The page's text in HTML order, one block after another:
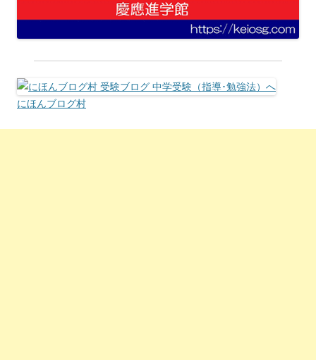
にほんブログ村